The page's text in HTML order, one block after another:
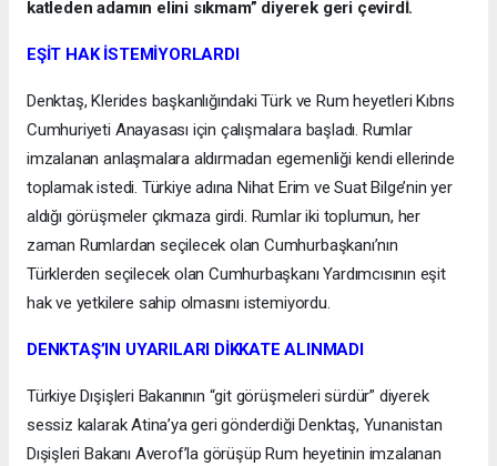
katleden adamın elini sıkmam” diyerek geri çevirdİ.
EŞİT HAK İSTEMİYORLARDI
Denktaş, Klerides başkanlığındaki Türk ve Rum heyetleri Kıbrıs
Cumhuriyeti Anayasası için çalışmalara başladı. Rumlar
imzalanan anlaşmalara aldırmadan egemenliği kendi ellerinde
toplamak istedi. Türkiye adına Nihat Erim ve Suat Bilge’nin yer
aldığı görüşmeler çıkmaza girdi. Rumlar iki toplumun, her
zaman Rumlardan seçilecek olan Cumhurbaşkanı’nın
Türklerden seçilecek olan Cumhurbaşkanı Yardımcısının eşit
hak ve yetkilere sahip olmasını istemiyordu.
DENKTAŞ’IN UYARILARI DİKKATE ALINMADI
Türkiye Dışişleri Bakanının “git görüşmeleri sürdür” diyerek
sessiz kalarak Atina’ya geri gönderdiği Denktaş, Yunanistan
Dışişleri Bakanı Averof’la görüşüp Rum heyetinin imzalanan